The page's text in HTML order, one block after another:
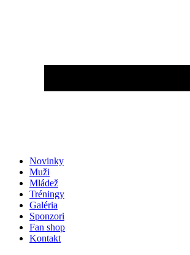
Novinky
Muži
Mládež
Tréningy
Galéria
Sponzori
Fan shop
Kontakt